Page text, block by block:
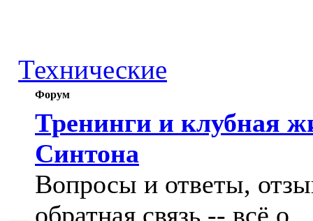
Технические
Форум
Тренинги и клубная
Синтона
Вопросы и ответы,
обратная связь -- всё о